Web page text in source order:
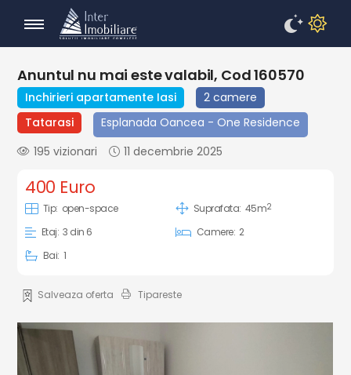
Anuntul nu mai este valabil, Cod 160570
Inchirieri apartamente Iasi
2 camere
Tatarasi
Esplanada Oancea - One Residence
195 vizionari
11 decembrie 2025
400 Euro
Tip: open-space Suprafata: 45m2
Etaj: 3 din 6 Camere: 2
Bai: 1
Salveaza oferta Tipareste